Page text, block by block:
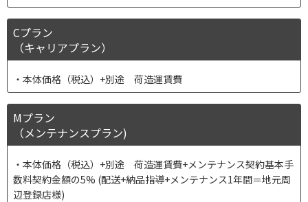
Cプラン
（キャリアプラン）
本体価格（税込）+別途 荷造運賃費
Mプラン
（メンテナンスプラン)
本体価格（税込）+別途 荷造運賃費+メンテナンス契約基本手
数料契約金額の5% (配送+納品指導+メンテナンス1年間＝地元周
辺登録店様)